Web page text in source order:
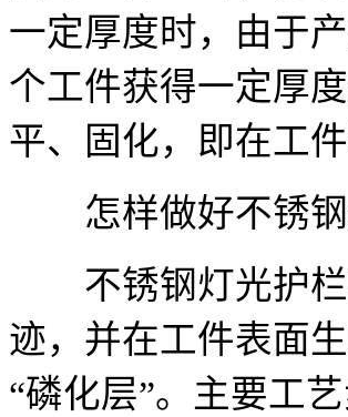
一定厚度时，由于
个工件获得一定厚
平、固化，即在工
怎样做好不锈钢
不锈钢灯光护栏
迹，并在工件表面
“磷化层”。主要工